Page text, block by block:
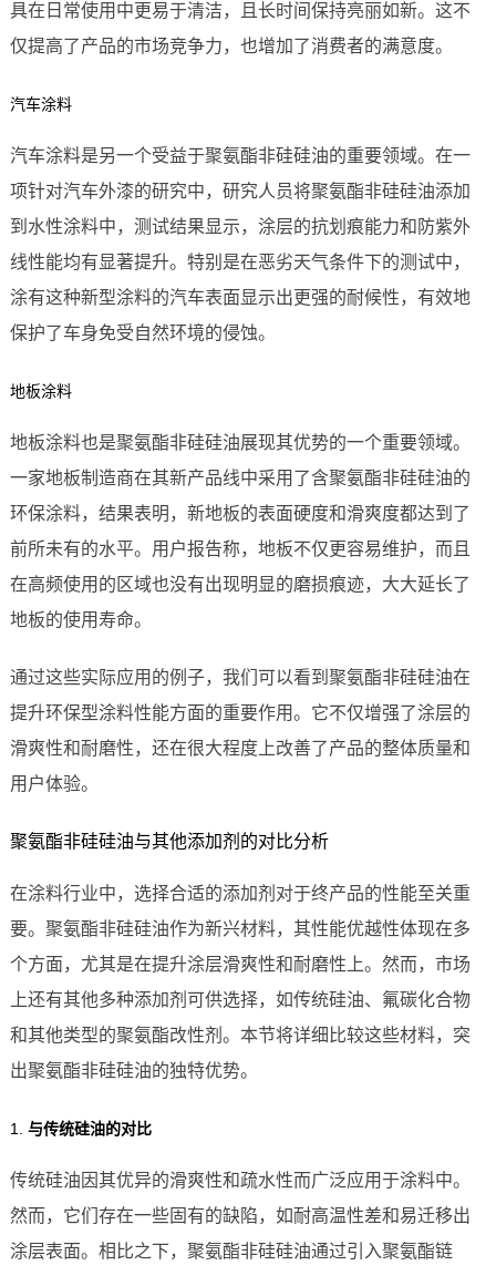
具在日常使用中更易于清洁，且长时间保持亮丽如新。这不
仅提高了产品的市场竞争力，也增加了消费者的满意度。
汽车涂料
汽车涂料是另一个受益于聚氨酯非硅硅油的重要领域。在一
项针对汽车外漆的研究中，研究人员将聚氨酯非硅硅油添加
到水性涂料中，测试结果显示，涂层的抗划痕能力和防紫外
线性能均有显著提升。特别是在恶劣天气条件下的测试中，
涂有这种新型涂料的汽车表面显示出更强的耐候性，有效地
保护了车身免受自然环境的侵蚀。
地板涂料
地板涂料也是聚氨酯非硅硅油展现其优势的一个重要领域。
一家地板制造商在其新产品线中采用了含聚氨酯非硅硅油的
环保涂料，结果表明，新地板的表面硬度和滑爽度都达到了
前所未有的水平。用户报告称，地板不仅更容易维护，而且
在高频使用的区域也没有出现明显的磨损痕迹，大大延长了
地板的使用寿命。
通过这些实际应用的例子，我们可以看到聚氨酯非硅硅油在
提升环保型涂料性能方面的重要作用。它不仅增强了涂层的
滑爽性和耐磨性，还在很大程度上改善了产品的整体质量和
用户体验。
聚氨酯非硅硅油与其他添加剂的对比分析
在涂料行业中，选择合适的添加剂对于终产品的性能至关重
要。聚氨酯非硅硅油作为新兴材料，其性能优越性体现在多
个方面，尤其是在提升涂层滑爽性和耐磨性上。然而，市场
上还有其他多种添加剂可供选择，如传统硅油、氟碳化合物
和其他类型的聚氨酯改性剂。本节将详细比较这些材料，突
出聚氨酯非硅硅油的独特优势。
1. 与传统硅油的对比
传统硅油因其优异的滑爽性和疏水性而广泛应用于涂料中。
然而，它们存在一些固有的缺陷，如耐高温性差和易迁移出
涂层表面。相比之下，聚氨酯非硅硅油通过引入聚氨酯链